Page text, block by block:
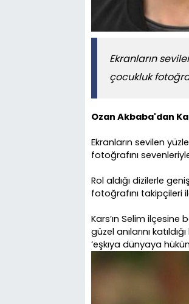
Ekranların
çocukluk
Ozan Akbaba'dan
Ekranların sevilen
fotoğrafını
Rol aldığı dizilerle
fotoğrafını takipçileri
Kars’ın Selim ilçesine
güzel anılarını
‘eşkıya dünyaya